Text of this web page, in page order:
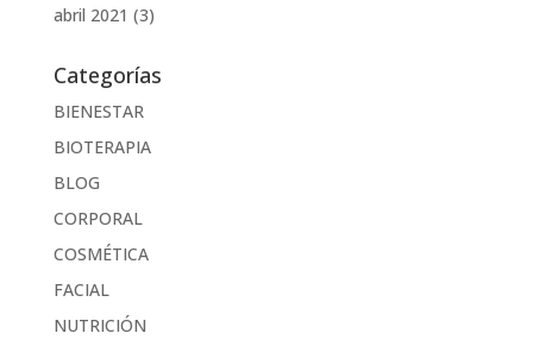
abril 2021 (3)
Categorías
BIENESTAR
BIOTERAPIA
BLOG
CORPORAL
COSMÉTICA
FACIAL
NUTRICIÓN